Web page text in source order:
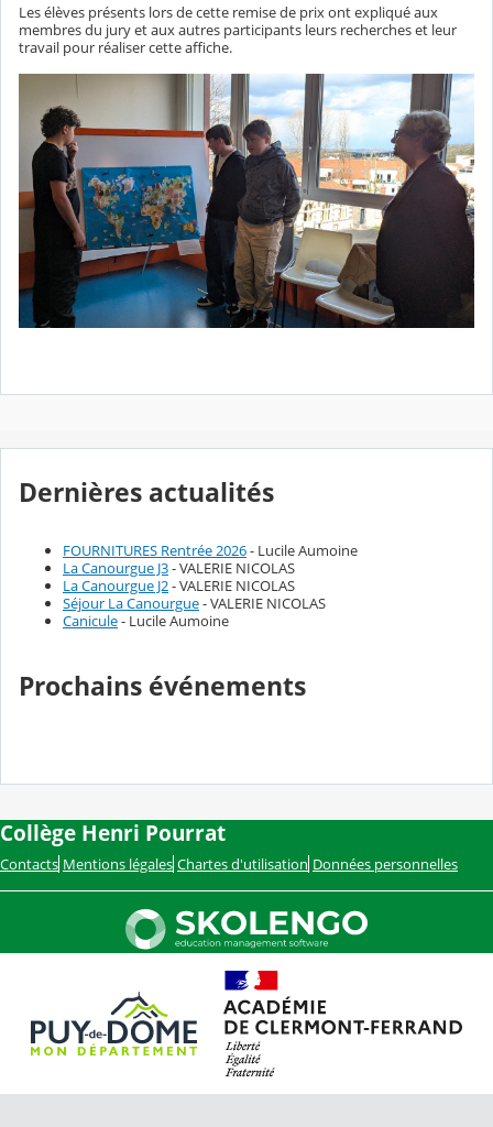
Les élèves présents lors de cette remise de prix ont expliqué aux
membres du jury et aux autres participants leurs recherches et leur
travail pour réaliser cette affiche.
Dernières actualités
FOURNITURES Rentrée 2026- Lucile Aumoine
La Canourgue J3- VALERIE NICOLAS
La Canourgue J2- VALERIE NICOLAS
Séjour La Canourgue- VALERIE NICOLAS
Canicule- Lucile Aumoine
Prochains événements
Collège Henri Pourrat
Contacts Mentions légales Chartes d'utilisation Données personnelles